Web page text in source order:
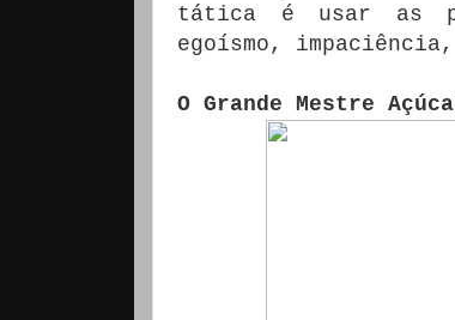
tática é usar as
egoísmo,
O Grande Mestre